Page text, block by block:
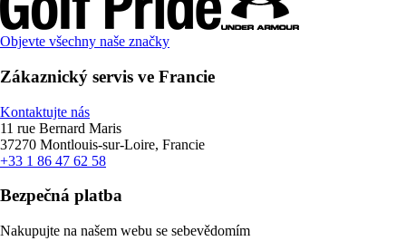
Objevte všechny naše značky
Zákaznický servis ve Francie
Kontaktujte nás
11 rue Bernard Maris
37270 Montlouis-sur-Loire, Francie
+33 1 86 47 62 58
Bezpečná platba
Nakupujte na našem webu se sebevědomím